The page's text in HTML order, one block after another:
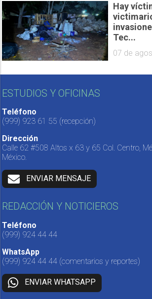
Hay
Tec...
07 de
ESTUDIOS Y OFICINAS
Teléfono
(999) 923 61 55 (recepción)
Dirección
Calle 62 #508 Altos x 63 y 65 Col. Centro,
México.
ENVIAR MENSAJE
REDACCIÓN Y NOTICIEROS
Teléfono
(999) 924 44 44
WhatsApp
(999) 924 44 44 (comentarios y reportes)
ENVIAR WHATSAPP